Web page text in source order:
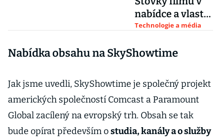
nabídce a vlastní
obsah. Co vše
Netflix“
Technologie a média
Nabídka obsahu na SkyShowtime
Jak jsme uvedli, SkyShowtime je společný projekt
amerických společností Comcast a Paramount
Global zacílený na evropský trh. Obsah se tak
bude opírat především ostudia, kanály a o služby